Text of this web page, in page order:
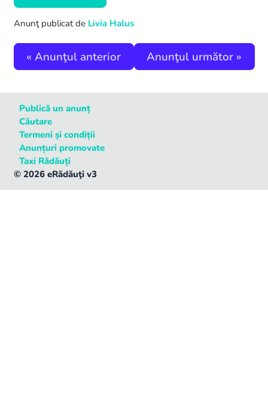
Anunţ publicat de Livia Halus
« Anunţul anterior Anunţul următor »
Publică un anunț
Căutare
Termeni și condiții
Anunțuri promovate
Taxi Rădăuți
© 2026 eRădăuţi v3